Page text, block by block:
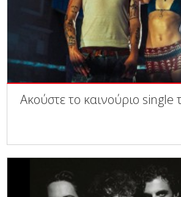
Ακούστε το καινούριο